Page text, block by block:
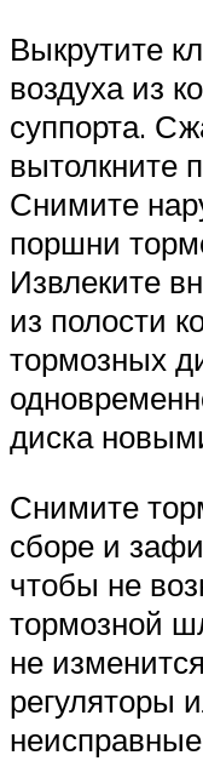
Выкрутите
воздуха из
суппорта.
вытолкните
Снимите
поршни
Извлеките
из полости
тормозных
диска
Снимите
сборе и
чтобы не
тормозной
не
регуляторы